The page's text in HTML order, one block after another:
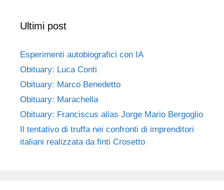
Ultimi post
Esperimenti autobiografici con IA
Obituary: Luca Conti
Obituary: Marco Benedetto
Obituary: Marachella
Obituary: Franciscus alias Jorge Mario Bergoglio
Il tentativo di truffa nei confronti di imprenditori
italiani realizzata da finti Crosetto